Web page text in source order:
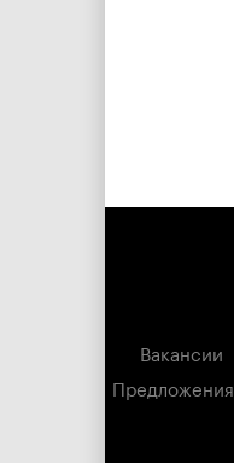
Вакансии
Предложения